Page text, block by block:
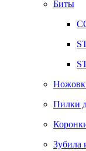
Биты
Пилки
Зубила